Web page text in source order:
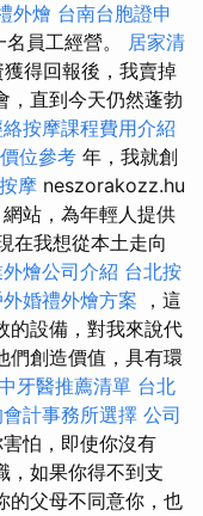
外燴 台南台胞證申
員工經營。 居家清
得回報後，我賣掉
，直到今天仍然蓬勃
按摩課程費用介紹
位參考 年，我就創
摩 neszorakozz.hu
網站，為年輕人提供
在我想從本土走向
燴公司介紹 台北按
婚禮外燴方案
，這
的設備，對我來說代
們創造價值，具有環
牙醫推薦清單 台北
計事務所選擇 公司
怕，即使你沒有
，如果你得不到支
的父母不同意你，也